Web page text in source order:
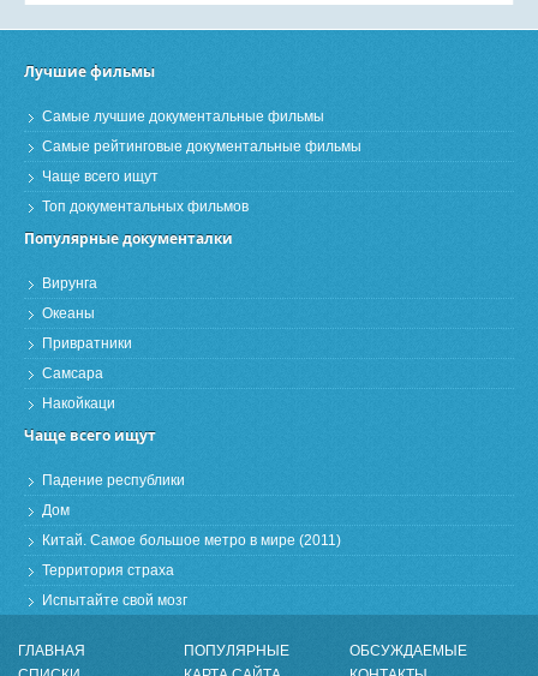
Лучшие фильмы
Самые лучшие документальные фильмы
Самые рейтинговые документальные фильмы
Чаще всего ищут
Топ документальных фильмов
Популярные документалки
Вирунга
Океаны
Привратники
Самсара
Накойкаци
Чаще всего ищут
Падение республики
Дом
Китай. Самое большое метро в мире (2011)
Территория страха
Испытайте свой мозг
ГЛАВНАЯ ПОПУЛЯРНЫЕ
ОБСУЖДАЕМЫЕ